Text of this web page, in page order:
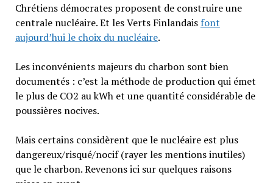
Chrétiens démocrates proposent de construire une
centrale nucléaire. Et les Verts Finlandais font
aujourd’hui le choix du nucléaire.
Les inconvénients majeurs du charbon sont bien
documentés : c’est la méthode de production qui émet
le plus de CO2 au kWh et une quantité considérable de
poussières nocives.
Mais certains considèrent que le nucléaire est plus
dangereux/risqué/nocif (rayer les mentions inutiles)
que le charbon. Revenons ici sur quelques raisons